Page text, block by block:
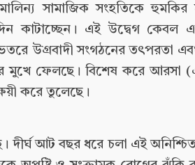
সামাজিক সংহতিকে হুমকির
কাটাচ্ছেন। এই উদ্বেগ কেবল
উগ্রবাদী সংগঠনের তৎপরতা এবং
মুখে ফেলছে। বিশেষ করে
করে তুলেছে।
দীর্ঘ আট বছর ধরে চলা এই